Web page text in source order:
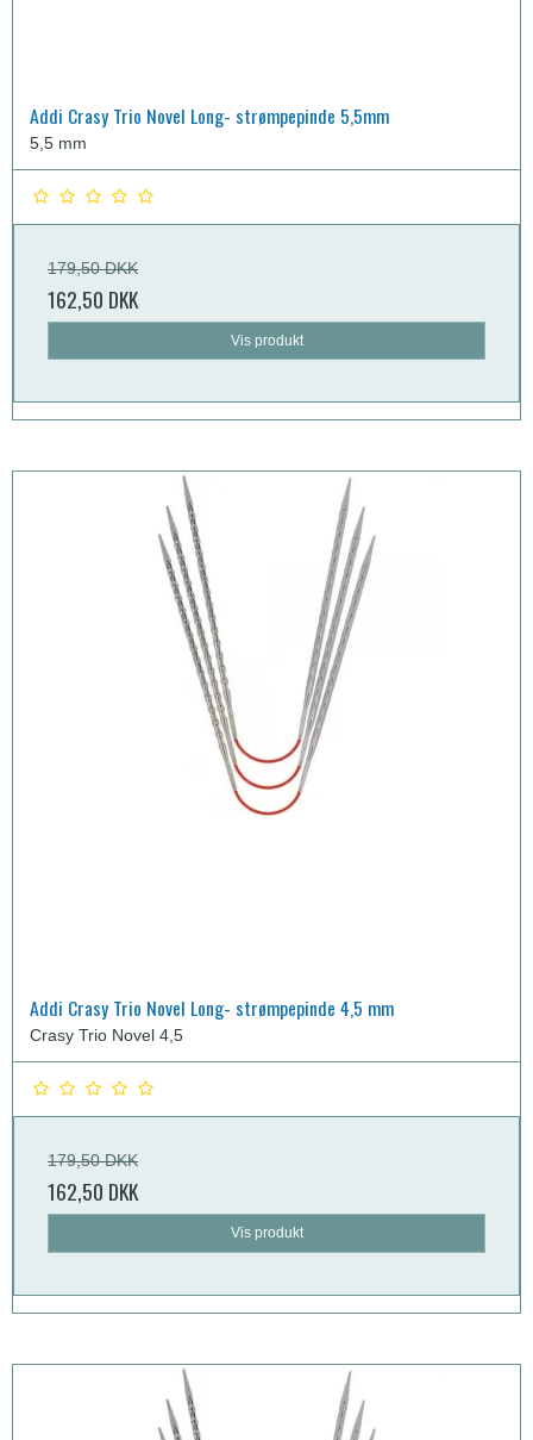
Addi Crasy Trio Novel Long- strømpepinde 5,5mm
5,5 mm
179,50 DKK
162,50 DKK
Vis produkt
Addi Crasy Trio Novel Long- strømpepinde 4,5 mm
Crasy Trio Novel 4,5
179,50 DKK
162,50 DKK
Vis produkt